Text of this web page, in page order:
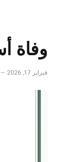
وفاة
فبراير 17, 2026